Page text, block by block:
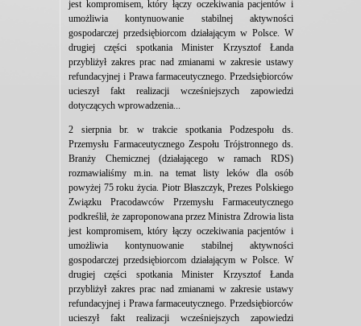
jest kompromisem, który łączy oczekiwania pacjentów i
umożliwia kontynuowanie stabilnej aktywności
gospodarczej przedsiębiorcom działającym w Polsce. W
drugiej części spotkania Minister Krzysztof Łanda
przybliżył zakres prac nad zmianami w zakresie ustawy
refundacyjnej i Prawa farmaceutycznego. Przedsiębiorców
ucieszył fakt realizacji wcześniejszych zapowiedzi
dotyczących wprowadzenia...
2 sierpnia br. w trakcie spotkania Podzespołu ds.
Przemysłu Farmaceutycznego Zespołu Trójstronnego ds.
Branży Chemicznej (działającego w ramach RDS)
rozmawialiśmy m.in. na temat listy leków dla osób
powyżej 75 roku życia. Piotr Błaszczyk, Prezes Polskiego
Związku Pracodawców Przemysłu Farmaceutycznego
podkreślił, że zaproponowana przez Ministra Zdrowia lista
jest kompromisem, który łączy oczekiwania pacjentów i
umożliwia kontynuowanie stabilnej aktywności
gospodarczej przedsiębiorcom działającym w Polsce. W
drugiej części spotkania Minister Krzysztof Łanda
przybliżył zakres prac nad zmianami w zakresie ustawy
refundacyjnej i Prawa farmaceutycznego. Przedsiębiorców
ucieszył fakt realizacji wcześniejszych zapowiedzi